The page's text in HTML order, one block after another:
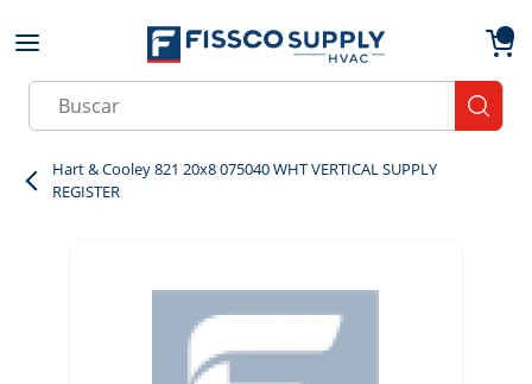
Skip to main content
Site Search
Hart & Cooley 821 20x8 075040 WHT VERTICAL SUPPLY
REGISTER